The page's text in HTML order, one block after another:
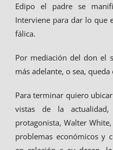
Edipo el padre se
Interviene para dar lo que
fálica.
Por mediación del don el
más adelante, o sea,
Para terminar quiero
vistas de la actualidad,
protagonista, Walter
problemas económicos y